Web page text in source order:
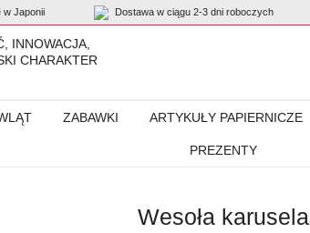
w Japonii Dostawa w ciągu 2-3 dni roboczych
INNOWACJA,
CHARAKTER
ZABAWKI ARTYKUŁY PAPIERNICZE
PREZENTY
Wesoła karusela